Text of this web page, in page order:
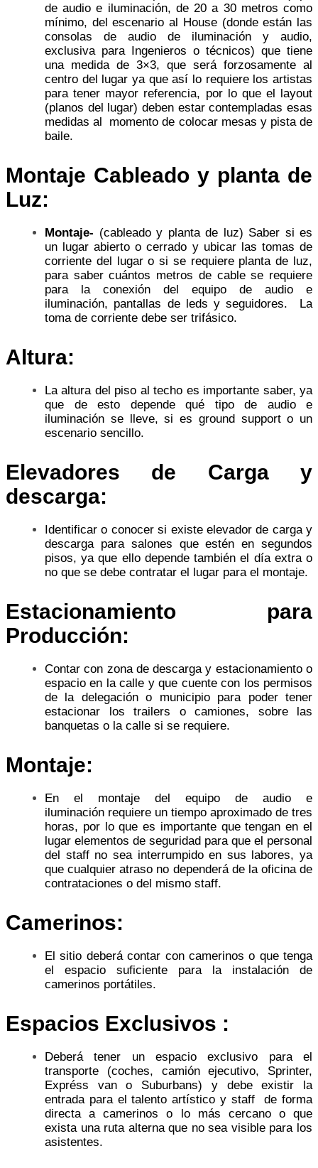
de audio e iluminación, de 20 a 30 metros como
mínimo, del escenario al House (donde están las
consolas de audio de iluminación y audio,
exclusiva para Ingenieros o técnicos) que tiene
una medida de 3×3, que será forzosamente al
centro del lugar ya que así lo requiere los artistas
para tener mayor referencia, por lo que el layout
(planos del lugar) deben estar contempladas esas
medidas al momento de colocar mesas y pista de
baile.
Montaje Cableado y planta de
Luz:
Montaje- (cableado y planta de luz) Saber si es
un lugar abierto o cerrado y ubicar las tomas de
corriente del lugar o si se requiere planta de luz,
para saber cuántos metros de cable se requiere
para la conexión del equipo de audio e
iluminación, pantallas de leds y seguidores. La
toma de corriente debe ser trifásico.
Altura:
La altura del piso al techo es importante saber, ya
que de esto depende qué tipo de audio e
iluminación se lleve, si es ground support o un
escenario sencillo.
Elevadores de Carga y
descarga:
Identificar o conocer si existe elevador de carga y
descarga para salones que estén en segundos
pisos, ya que ello depende también el día extra o
no que se debe contratar el lugar para el montaje.
Estacionamiento para
Producción:
Contar con zona de descarga y estacionamiento o
espacio en la calle y que cuente con los permisos
de la delegación o municipio para poder tener
estacionar los trailers o camiones, sobre las
banquetas o la calle si se requiere.
Montaje:
En el montaje del equipo de audio e
iluminación requiere un tiempo aproximado de tres
horas, por lo que es importante que tengan en el
lugar elementos de seguridad para que el personal
del staff no sea interrumpido en sus labores, ya
que cualquier atraso no dependerá de la oficina de
contrataciones o del mismo staff.
Camerinos:
El sitio deberá contar con camerinos o que tenga
el espacio suficiente para la instalación de
camerinos portátiles.
Espacios Exclusivos :
Deberá tener un espacio exclusivo para el
transporte (coches, camión ejecutivo, Sprinter,
Expréss van o Suburbans) y debe existir la
entrada para el talento artístico y staff de forma
directa a camerinos o lo más cercano o que
exista una ruta alterna que no sea visible para los
asistentes.